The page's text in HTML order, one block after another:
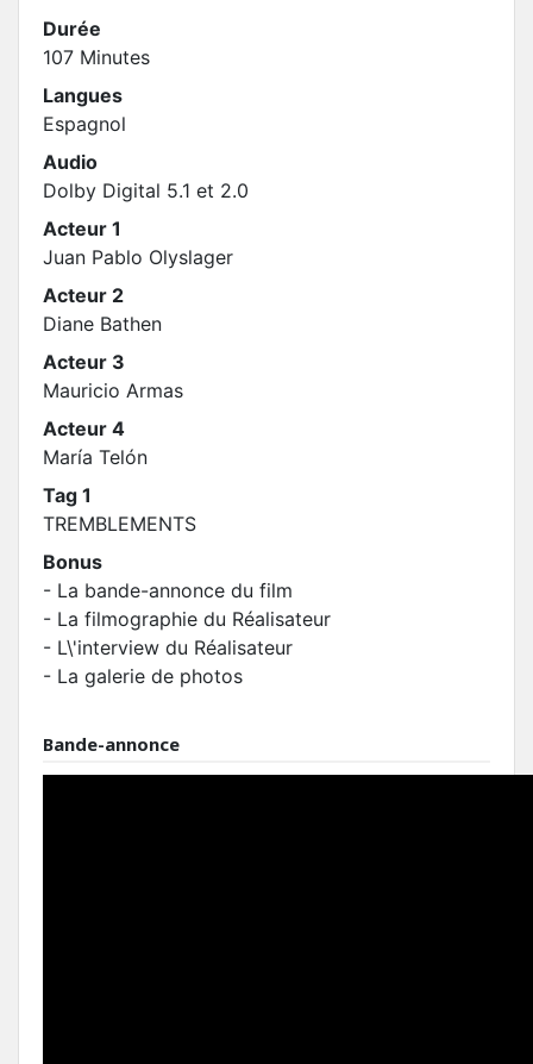
Durée
107 Minutes
Langues
Espagnol
Audio
Dolby Digital 5.1 et 2.0
Acteur 1
Juan Pablo Olyslager
Acteur 2
Diane Bathen
Acteur 3
Mauricio Armas
Acteur 4
María Telón
Tag 1
TREMBLEMENTS
Bonus
- La bande-annonce du film
- La filmographie du Réalisateur
- L\'interview du Réalisateur
- La galerie de photos
Bande-annonce